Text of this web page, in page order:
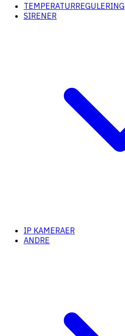
TEMPERATURREGULERING
SIRENER
IP KAMERAER
ANDRE